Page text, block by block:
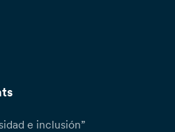
e inclusión”